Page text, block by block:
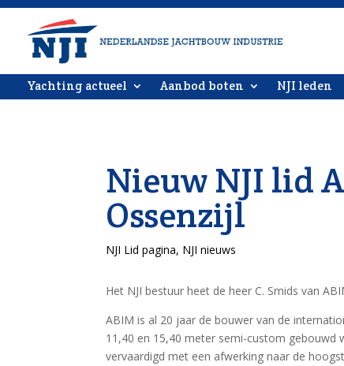
Yachting actueel Aanbod boten NJI leden
Nieuw NJI lid
Ossenzijl
NJI Lid pagina, NJI nieuws
Het NJI bestuur heet de heer C. Smids van
ABIM is al 20 jaar de bouwer van de
11,40 en 15,40 meter semi-custom gebouwd
vervaardigd met een afwerking naar de